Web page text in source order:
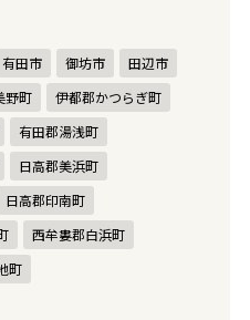
有田市 御坊市
田辺市
野町
伊都郡かつらぎ町
有田郡湯浅町
日高郡美浜町
日高郡印南町
西牟婁郡白浜町
町